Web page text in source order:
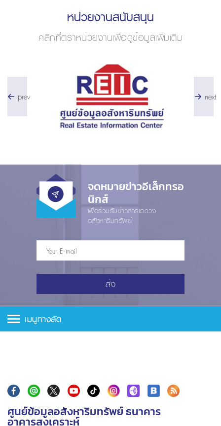
หน่วยงานสนับสนุน
คลิกที่ตราหน่วยงานเพื่อดูข้อมูลเพิ่มเติม
prev next
จดหมายข่าวอีเล็กทรอ
นิกส์
เพื่อร่วมรับข่าวสารแวดวง
อสังหาริมทรัพย์
ส่ง
เมนูทางลัด
ศูนย์ข้อมูลอสังหาริมทรัพย์ ธนาคาร
อาคารสงเคราะห์